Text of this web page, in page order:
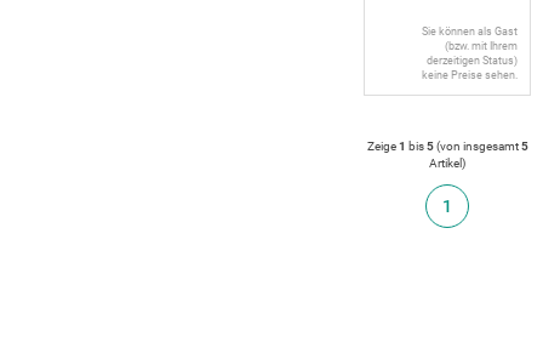
Sie können als Gast
(bzw. mit Ihrem
derzeitigen Status)
keine Preise sehen.
Zeige1 bis5(von insgesamt5
Artikel)
1